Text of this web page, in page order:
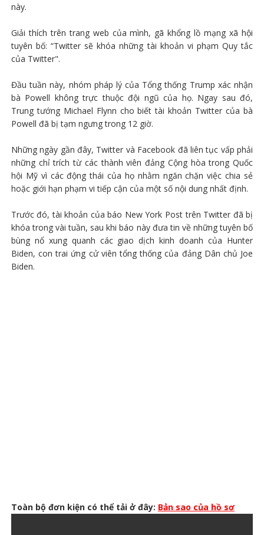
này.
Giải thích trên trang web của mình, gã khổng lồ mạng xã hội
tuyên bố: “Twitter sẽ khóa những tài khoản vi phạm Quy tắc
của Twitter".
Đầu tuần này, nhóm pháp lý của Tổng thống Trump xác nhận
bà Powell không trực thuộc đội ngũ của họ. Ngay sau đó,
Trung tướng Michael Flynn cho biết tài khoản Twitter của bà
Powell đã bị tạm ngưng trong 12 giờ.
Những ngày gần đây, Twitter và Facebook đã liên tục vấp phải
những chỉ trích từ các thành viên đảng Cộng hòa trong Quốc
hội Mỹ vì các động thái của họ nhằm ngăn chặn việc chia sẻ
hoặc giới hạn phạm vi tiếp cận của một số nội dung nhất định.
Trước đó, tài khoản của báo New York Post trên Twitter đã bị
khóa trong vài tuần, sau khi báo này đưa tin về những tuyên bố
bùng nổ xung quanh các giao dịch kinh doanh của Hunter
Biden, con trai ứng cử viên tổng thống của đảng Dân chủ Joe
Biden.
Toàn bộ đơn kiện có thể tải ở đây: Bản sao của hồ sơ